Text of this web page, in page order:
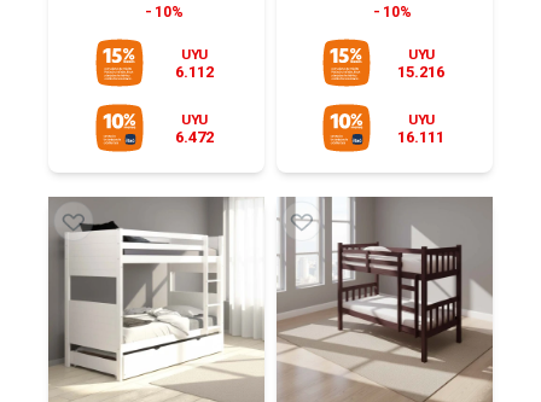
10%
UYU
6.112
UYU
6.472
10%
UYU
15.216
UYU
16.111